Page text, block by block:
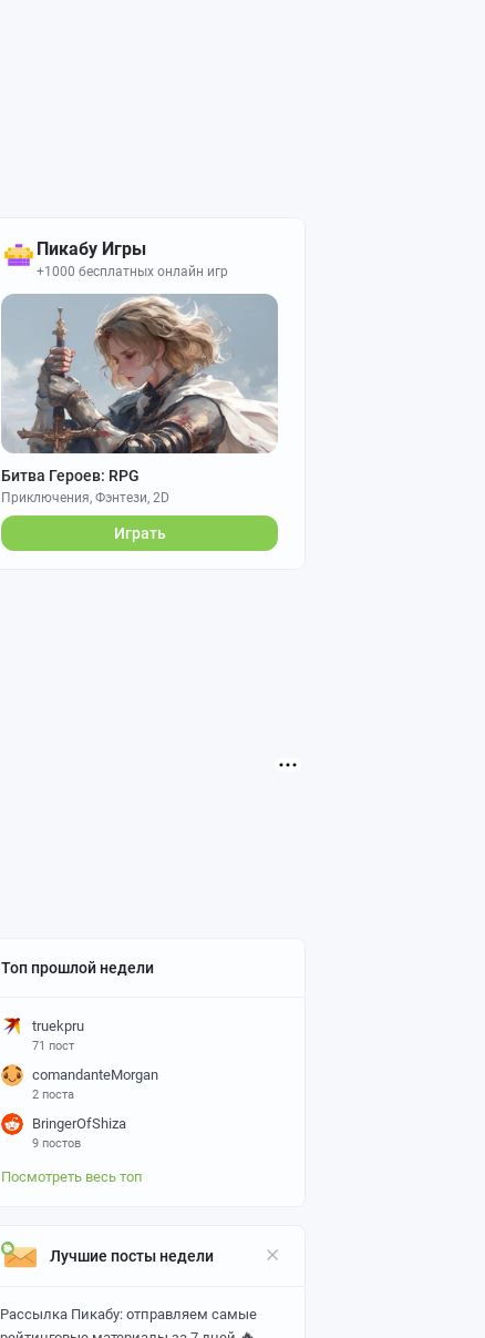
Пикабу Игры
+1000 бесплатных онлайн игр
Битва Героев: RPG
Приключения, Фэнтези, 2D
Играть
Топ прошлой недели
truekpru
71 пост
comandanteMorgan
2 поста
BringerOfShiza
9 постов
Посмотреть весь топ
Лучшие посты недели
Рассылка Пикабу: отправляем самые